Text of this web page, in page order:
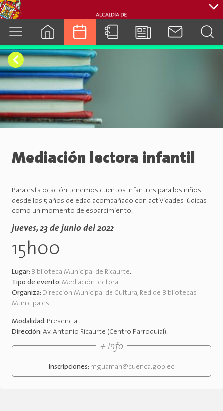
cuenca.gob.ec
Mediación lectora infantil
Para esta ocación tenemos cuentos Infantiles para los niños
desde los 5 años de edad acompañado con actividades lúdicas
como un momento de esparcimiento.
jueves, 23 de junio del 2022
15h00
Lugar: Biblioteca Municipal de Ricaurte.
Tipo de evento: Mediación lectora.
Organiza: Dirección Municipal de Cultura, Red de Bibliotecas
Municipales.
Modalidad: Presencial.
Dirección: Av. Antonio Ricaurte (Centro Parroquial).
+ info
Inscripciones: mguaman@cuenca.gob.ec